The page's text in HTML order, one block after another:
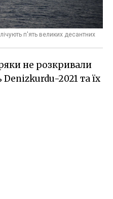
п'ять великих десантних
не розкривали
Denizkurdu-2021 та їх